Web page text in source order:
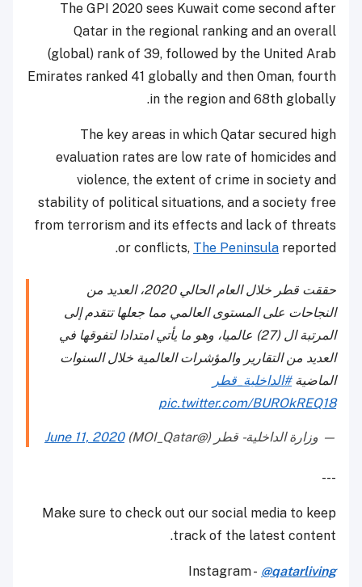
The GPI 2020 sees Kuwait come second after
Qatar in the regional ranking and an overall
(global) rank of 39, followed by the United Arab
Emirates ranked 41 globally and then Oman, fourth
in the region and 68th globally.
The key areas in which Qatar secured high
evaluation rates are low rate of homicides and
violence, the extent of crime in society and
stability of political situations, and a society free
from terrorism and its effects and lack of threats
or conflicts, The Peninsula reported.
حققت قطر خلال العام الحالي 2020، العديد من
النجاحات على المستوى العالمي مما جعلها تتقدم إلى
المرتبة ال (27) عالميا، وهو ما يأتي امتدادا لتفوقها في
العديد من التقارير والمؤشرات العالمية خلال السنوات
الماضية#الداخلية_قطر
pic.twitter.com/BUROkREQ18
— وزارة الداخلية - قطر (@MOI_Qatar) June 11, 2020
---
Make sure to check out our social media to keep
track of the latest content.
Instagram - @qatarliving